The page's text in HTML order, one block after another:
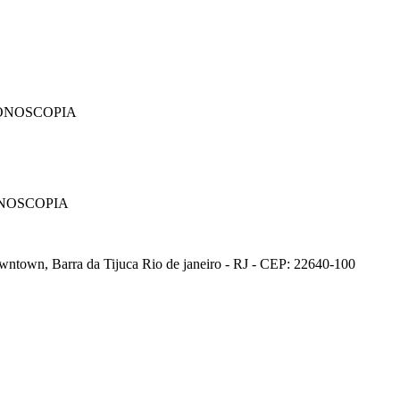
Barra da Tijuca Rio de janeiro - RJ - CEP: 22640-100